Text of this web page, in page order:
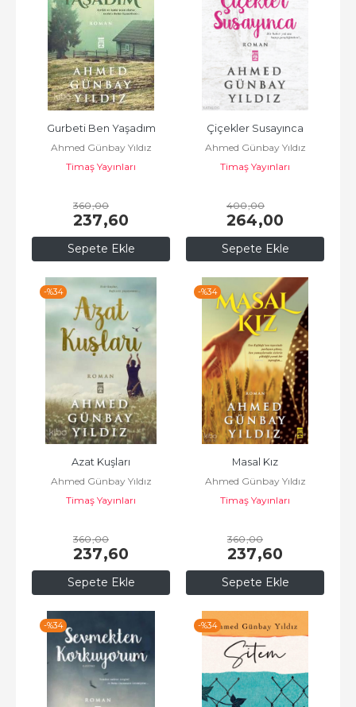
Sepete Ekle
Gurbeti Ben Yaşadım
Ahmed Günbay Yıldız
Timaş Yayınları
360,00
237,60
Sepete Ekle
Çiçekler Susayınca
Ahmed Günbay Yıldız
Timaş Yayınları
400,00
264,00
-%34
Sepete Ekle
Azat Kuşları
Ahmed Günbay Yıldız
Timaş Yayınları
360,00
237,60
-%34
Sepete Ekle
Masal Kız
Ahmed Günbay Yıldız
Timaş Yayınları
360,00
237,60
-%34 -%34